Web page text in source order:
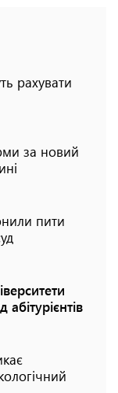
рахувати
за новий
пити